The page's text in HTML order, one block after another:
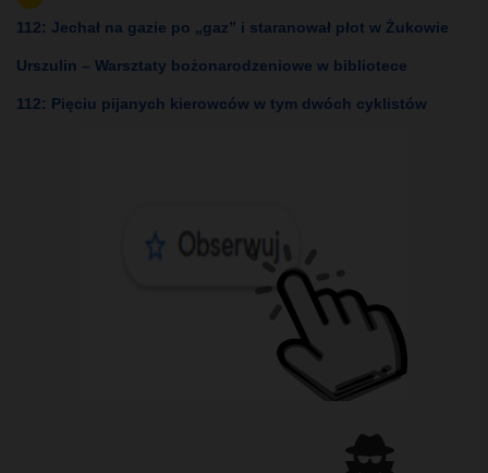
112: Jechał na gazie po „gaz” i staranował płot w Żukowie
Urszulin – Warsztaty bożonarodzeniowe w bibliotece
112: Pięciu pijanych kierowców w tym dwóch cyklistów